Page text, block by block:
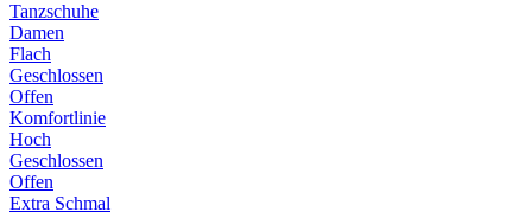
Tanzschuhe
Damen
Flach
Geschlossen
Offen
Komfortlinie
Hoch
Geschlossen
Offen
Extra Schmal